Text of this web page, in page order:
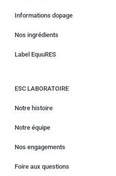
Informations dopage
Nos ingrédients
Label EquuRES
ESC LABORATOIRE
Notre histoire
Notre équipe
Nos engagements
Foire aux questions